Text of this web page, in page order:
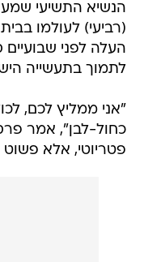
הנשיא התשיעי
(רביעי) לעולמו
העלה לפני שבועיים
לתמוך בתעשייה
"אני ממליץ לכם,
כחול-לבן", אמר
פטריוטי, אלא פשוט